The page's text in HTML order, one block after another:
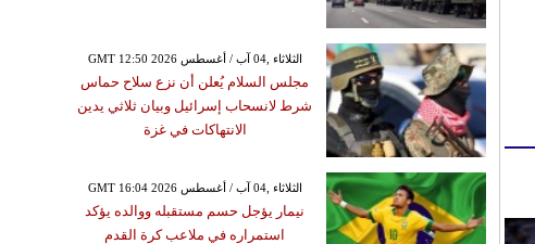
GMT 12:50 2026 الثلاثاء ,04 آب / أغسطس
مجلس السلام يُعلن أن نزع سلاح حماس
شرط لانسحاب إسرائيل وبيان ثلاثي يدين
الانتهاكات في غزة
GMT 16:04 2026 الثلاثاء ,04 آب / أغسطس
نيمار يؤجل حسم مستقبله ووالده يؤكد
استمراره في ملاعب كرة القدم